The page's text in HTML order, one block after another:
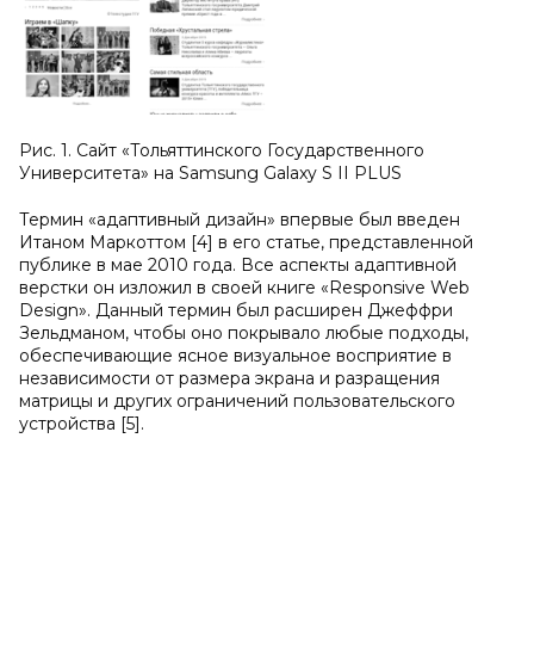
Рис. 1. Сайт «Тольяттинского Государственного
Университета» на Samsung Galaxy S II PLUS
Термин «адаптивный дизайн» впервые был введен
Итаном Маркоттом [4] в его статье, представленной
публике в мае 2010 года. Все аспекты адаптивной
верстки он изложил в своей книге «Responsive Web
Design». Данный термин был расширен Джеффри
Зельдманом, чтобы оно покрывало любые подходы,
обеспечивающие ясное визуальное восприятие в
независимости от размера экрана и разращения
матрицы и других ограничений пользовательского
устройства [5].